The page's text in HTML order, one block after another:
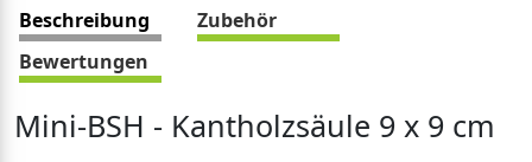
Beschreibung
Zubehör
Bewertungen
Mini-BSH - Kantholzsäule 9 x 9 cm